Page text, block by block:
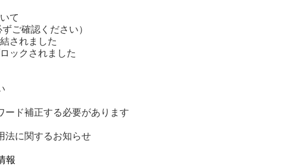
て
ご確認ください）
されました
ックされました
ード補正する必要があります
法に関するお知らせ
報